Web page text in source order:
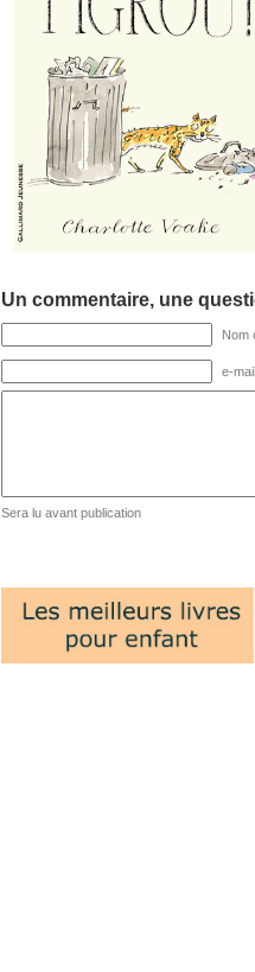
Un commentaire, une
Nom
e-
Sera lu avant publication